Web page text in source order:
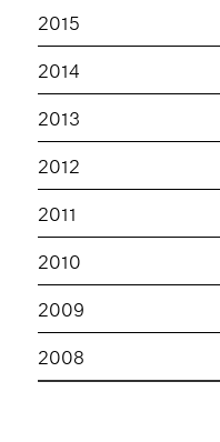
2015
2014
2013
2012
2011
2010
2009
2008